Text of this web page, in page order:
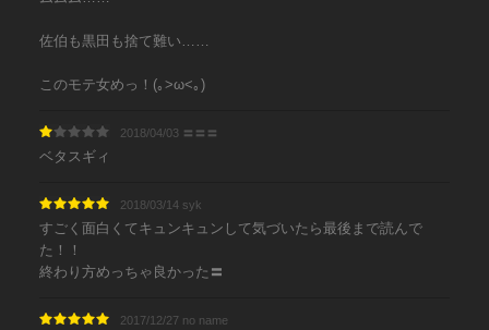
佐伯も黒田も捨て難い……
このモテ女めっ！(｡>ω<｡)
2018/04/03 〓〓〓
ベタスギィ
2018/03/14 syk
すごく面白くてキュンキュンして気づいたら最後まで読んで
た！！
終わり方めっちゃ良かった〓
2017/12/27 no name